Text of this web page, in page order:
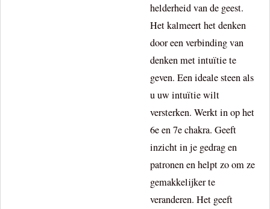
helderheid van de geest.
Het kalmeert het denken
door een verbinding van
denken met intuïtie te
geven. Een ideale steen als
u uw intuïtie wilt
versterken. Werkt in op het
6e en 7e chakra. Geeft
inzicht in je gedrag en
patronen en helpt zo om ze
gemakkelijker te
veranderen. Het geeft